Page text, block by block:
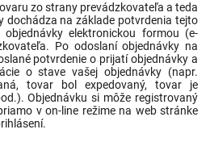
zo strany prevádzkovateľa a teda
dochádza na základe potvrdenia tejto
elektronickou formou (e-
Po odoslaní objednávky na
potvrdenie o prijatí objednávky a
o stave vašej objednávky (napr.
tovar bol expedovaný, tovar je
Objednávku si môže registrovaný
v on-line režime na web stránke